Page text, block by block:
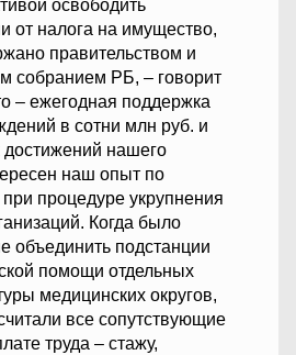
освободить
от налога на имущество,
правительством и
собранием РБ, – говорит
– ежегодная поддержка
в сотни млн руб. и
достижений нашего
наш опыт по
процедуре укрупнения
Когда было
объединить подстанции
помощи отдельных
медицинских округов,
все сопутствующие
труда – стажу,